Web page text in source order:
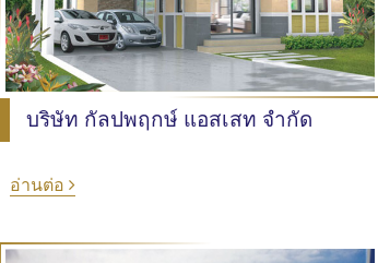
บริษัท กัลปพฤกษ์ แอสเสท จำกัด
อ่านต่อ